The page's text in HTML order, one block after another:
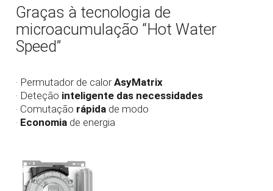
Graças à tecnologia de
microacumulação “Hot Water
Speed”
· Permutador de calorAsyMatrix
· Deteção inteligente das necessidades
· Comutação rápida de modo
· Economia de energia